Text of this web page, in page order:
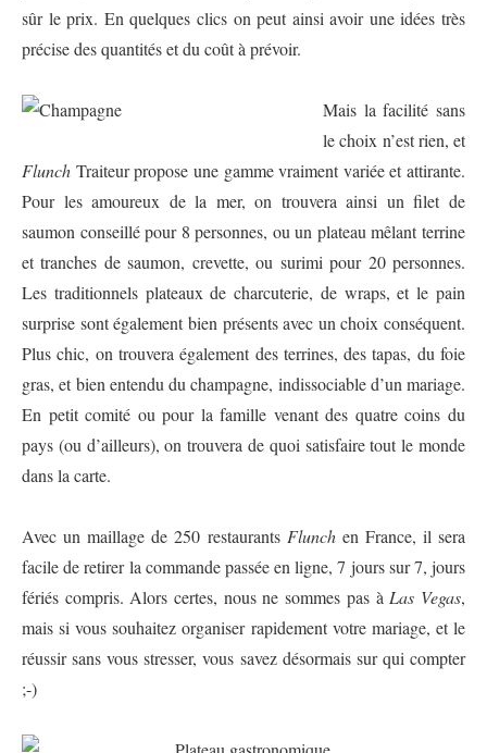
sûr le prix. En quelques clics on peut ainsi avoir une idées très
précise des quantités et du coût à prévoir.
Mais la facilité sans
le choix n’est rien, et
Flunch Traiteur propose une gamme vraiment variée et attirante.
Pour les amoureux de la mer, on trouvera ainsi un filet de
saumon conseillé pour 8 personnes, ou un plateau mêlant terrine
et tranches de saumon, crevette, ou surimi pour 20 personnes.
Les traditionnels plateaux de charcuterie, de wraps, et le pain
surprise sont également bien présents avec un choix conséquent.
Plus chic, on trouvera également des terrines, des tapas, du foie
gras, et bien entendu du champagne, indissociable d’un mariage.
En petit comité ou pour la famille venant des quatre coins du
pays (ou d’ailleurs), on trouvera de quoi satisfaire tout le monde
dans la carte.
Avec un maillage de 250 restaurants Flunchen France, il sera
facile de retirer la commande passée en ligne, 7 jours sur 7, jours
fériés compris. Alors certes, nous ne sommes pas à Las Vegas,
mais si vous souhaitez organiser rapidement votre mariage, et le
réussir sans vous stresser, vous savez désormais sur qui compter
;-)